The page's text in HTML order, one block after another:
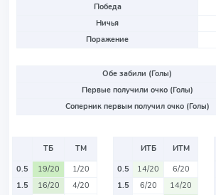
Победа
Ничья
Поражение
Обе забили (Голы)
Первые получили очко (Голы)
Соперник первым получил очко (Голы)
ТБ
ТМ
0.5
19/20
1/20
1.5
16/20
4/20
ИТБ
ИТМ
0.5
14/20
6/20
1.5
6/20
14/20